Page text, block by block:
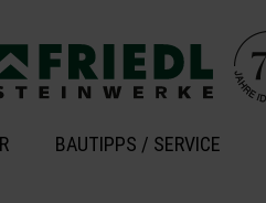
BAUTIPPS / SERVICE